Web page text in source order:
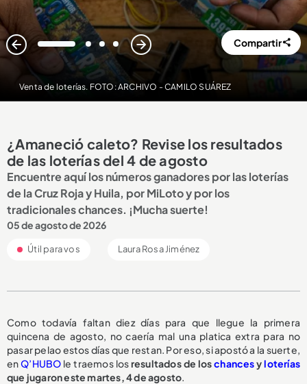
Venta de loterías. FOTO: ARCHIVO - CAMILO SUÁREZ
1 2 3 4 Compartir
¿Amaneció caleto? Revise los resultados
de las loterías del 4 de agosto
Encuentre aquí los números ganadores por las loterías
de la Cruz Roja y Huila, por MiLoto y por los
tradicionales chances. ¡Mucha suerte!
05 de agosto de 2026
Útil para vos Laura Rosa Jiménez
Como todavía faltan diez días para que llegue la primera
quincena de agosto, no caería mal una platica extra para no
pasar pelao estos días que restan. Por eso, si apostó a la suerte,
enQ’HUBO le traemos losresultados de loschancesyloterías
que jugaron este martes, 4 de agosto.